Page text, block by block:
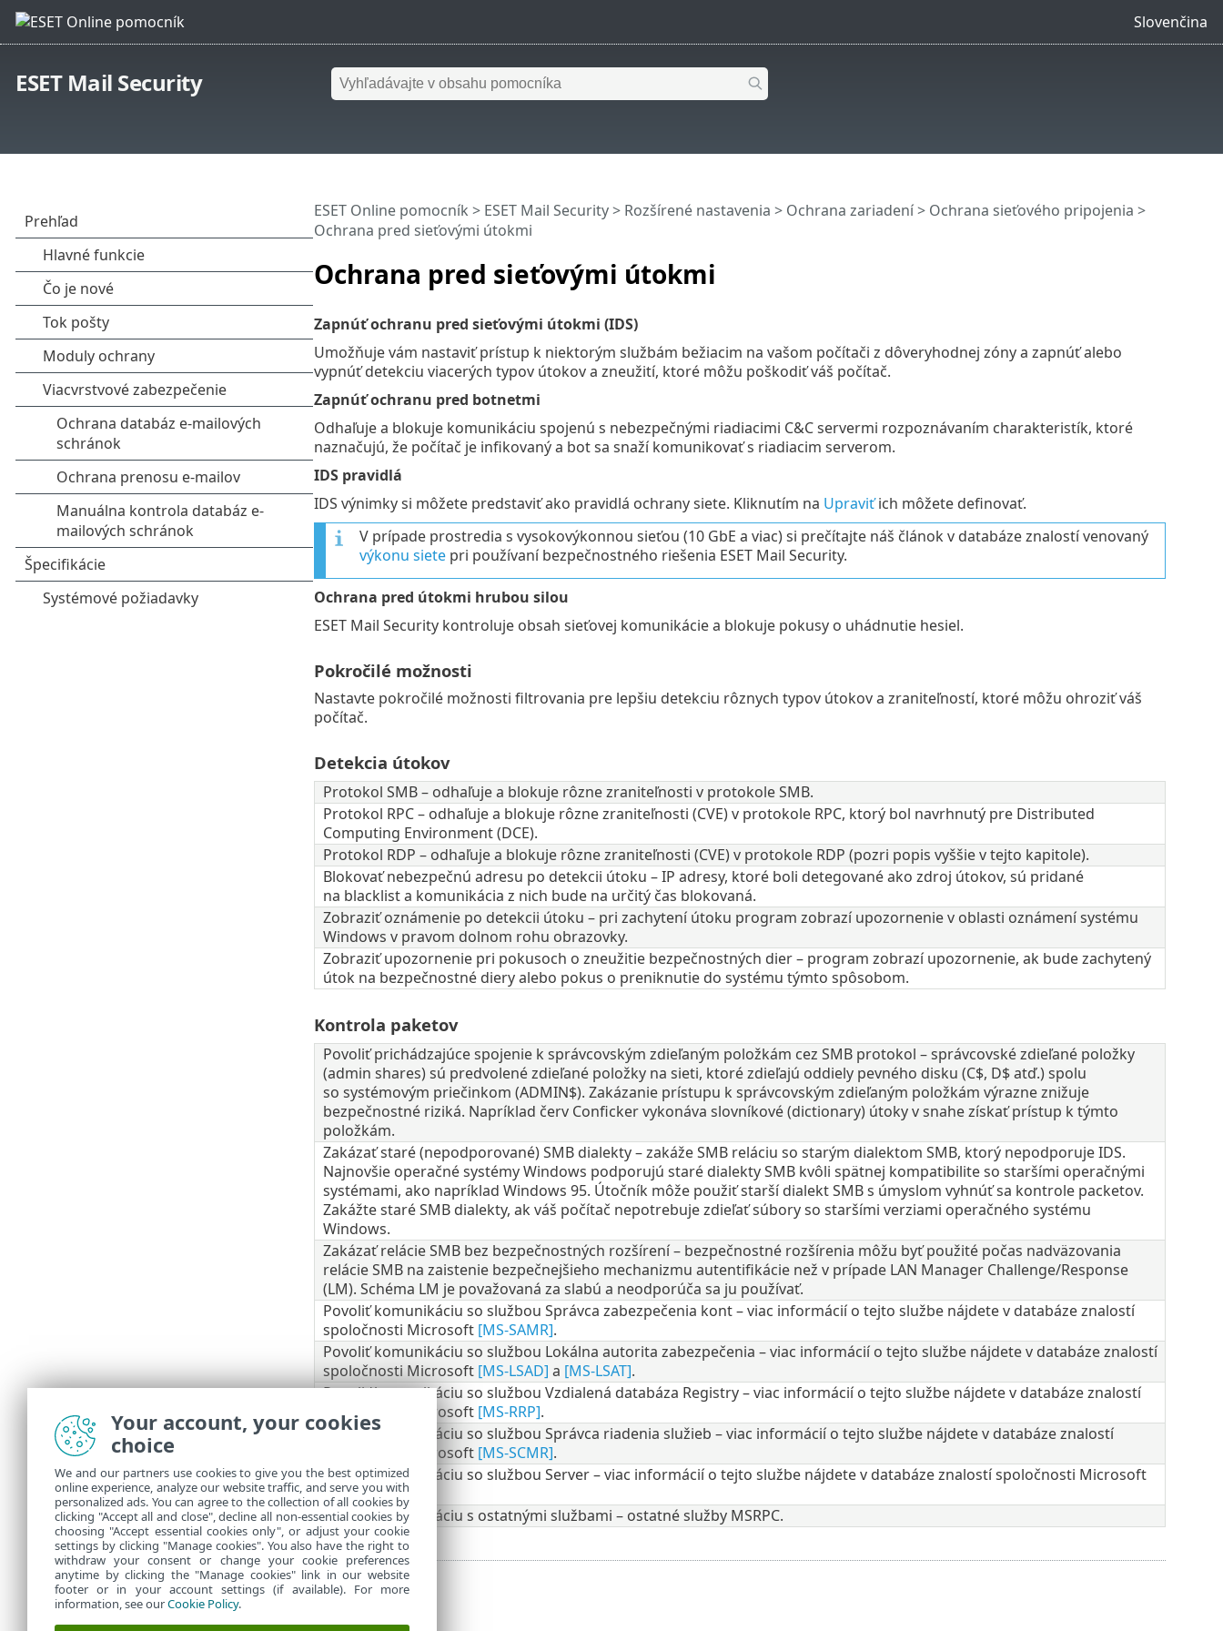
Slovenčina
ESET Mail Security
Ochrana pred sieťovými útokmi
ESET Online pomocník > ESET Mail Security> Rozšírené nastavenia > Ochrana zariadení> Ochrana sieťového pripojenia >
Ochrana pred sieťovými útokmi
Zapnúť ochranu pred sieťovými útokmi (IDS)
Umožňuje vám nastaviť prístup k niektorým službám bežiacim na vašom počítači z dôveryhodnej zóny a zapnúť alebo
vypnúť detekciu viacerých typov útokov a zneužití, ktoré môžu poškodiť váš počítač.
Zapnúť ochranu pred botnetmi
Odhaľuje a blokuje komunikáciu spojenú s nebezpečnými riadiacimi C&C servermi rozpoznávaním charakteristík, ktoré
naznačujú, že počítač je infikovaný a bot sa snaží komunikovať s riadiacim serverom.
IDS pravidlá
IDS výnimky si môžete predstaviť ako pravidlá ochrany siete. Kliknutím na Upraviťich môžete definovať.
V prípade prostredia s vysokovýkonnou sieťou (10 GbE a viac) si prečítajte náš článok v databáze znalostí venovaný
výkonu sietepri používaní bezpečnostného riešenia ESET Mail Security.
Ochrana pred útokmi hrubou silou
ESET Mail Security kontroluje obsah sieťovej komunikácie a blokuje pokusy o uhádnutie hesiel.
Pokročilé možnosti
Nastavte pokročilé možnosti filtrovania pre lepšiu detekciu rôznych typov útokov a zraniteľností, ktoré môžu ohroziť váš
počítač.
Detekcia útokov
Protokol SMB – odhaľuje a blokuje rôzne zraniteľnosti v protokole SMB.
Protokol RPC – odhaľuje a blokuje rôzne zraniteľnosti (CVE) v protokole RPC, ktorý bol navrhnutý pre Distributed
Computing Environment (DCE).
Protokol RDP – odhaľuje a blokuje rôzne zraniteľnosti (CVE) v protokole RDP (pozri popis vyššie v tejto kapitole).
Blokovať nebezpečnú adresu po detekcii útoku – IP adresy, ktoré boli detegované ako zdroj útokov, sú pridané
na blacklist a komunikácia z nich bude na určitý čas blokovaná.
Zobraziť oznámenie po detekcii útoku – pri zachytení útoku program zobrazí upozornenie v oblasti oznámení systému
Windows v pravom dolnom rohu obrazovky.
Zobraziť upozornenie pri pokusoch o zneužitie bezpečnostných dier – program zobrazí upozornenie, ak bude zachytený
útok na bezpečnostné diery alebo pokus o preniknutie do systému týmto spôsobom.
Kontrola paketov
Povoliť prichádzajúce spojenie k správcovským zdieľaným položkám cez SMB protokol – správcovské zdieľané položky
(admin shares) sú predvolené zdieľané položky na sieti, ktoré zdieľajú oddiely pevného disku (C$, D$ atď.) spolu
so systémovým priečinkom (ADMIN$). Zakázanie prístupu k správcovským zdieľaným položkám výrazne znižuje
bezpečnostné riziká. Napríklad červ Conficker vykonáva slovníkové (dictionary) útoky v snahe získať prístup k týmto
položkám.
Zakázať staré (nepodporované) SMB dialekty – zakáže SMB reláciu so starým dialektom SMB, ktorý nepodporuje IDS.
Najnovšie operačné systémy Windows podporujú staré dialekty SMB kvôli spätnej kompatibilite so staršími operačnými
systémami, ako napríklad Windows 95. Útočník môže použiť starší dialekt SMB s úmyslom vyhnúť sa kontrole packetov.
Zakážte staré SMB dialekty, ak váš počítač nepotrebuje zdieľať súbory so staršími verziami operačného systému
Windows.
Zakázať relácie SMB bez bezpečnostných rozšírení – bezpečnostné rozšírenia môžu byť použité počas nadväzovania
relácie SMB na zaistenie bezpečnejšieho mechanizmu autentifikácie než v prípade LAN Manager Challenge/Response
(LM). Schéma LM je považovaná za slabú a neodporúča sa ju používať.
Povoliť komunikáciu so službou Správca zabezpečenia kont – viac informácií o tejto službe nájdete v databáze znalostí
spoločnosti Microsoft [MS-SAMR].
Povoliť komunikáciu so službou Lokálna autorita zabezpečenia – viac informácií o tejto službe nájdete v databáze znalostí
spoločnosti Microsoft [MS-LSAD] a [MS-LSAT].
Povoliť komunikáciu so službou Vzdialená databáza Registry – viac informácií o tejto službe nájdete v databáze znalostí
spoločnosti Microsoft [MS-RRP].
Povoliť komunikáciu so službou Správca riadenia služieb – viac informácií o tejto službe nájdete v databáze znalostí
spoločnosti Microsoft [MS-SCMR].
Povoliť komunikáciu so službou Server – viac informácií o tejto službe nájdete v databáze znalostí spoločnosti Microsoft
[MS-SRVS].
Povoliť komunikáciu s ostatnými službami – ostatné služby MSRPC.
Your account, your cookies
choice
We and our partners use cookies to give you the best optimized
online experience, analyze our website traffic, and serve you with
personalized ads. You can agree to the collection of all cookies by
clicking "Accept all and close", decline all non-essential cookies by
choosing "Accept essential cookies only", or adjust your cookie
settings by clicking "Manage cookies". You also have the right to
withdraw your consent or change your cookie preferences
anytime by clicking the "Manage cookies" link in our website
footer or in your account settings (if available). For more
information, see ourCookie Policy.